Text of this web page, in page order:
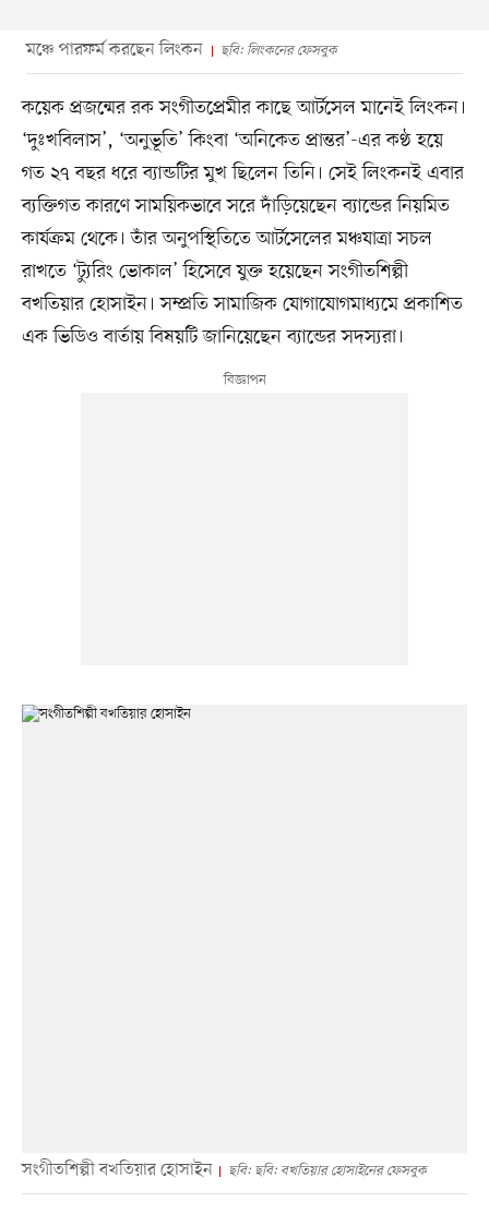
মঞ্চে পারফর্ম করছেন লিংকন ছবি: লিংকনের ফেসবুক
কয়েক প্রজন্মের রক সংগীতপ্রেমীর কাছে আর্টসেল মানেই লিংকন।
‘দুঃখবিলাস’, ‘অনুভূতি’ কিংবা ‘অনিকেত প্রান্তর’-এর কণ্ঠ হয়ে
গত ২৭ বছর ধরে ব্যান্ডটির মুখ ছিলেন তিনি। সেই লিংকনই এবার
ব্যক্তিগত কারণে সাময়িকভাবে সরে দাঁড়িয়েছেন ব্যান্ডের নিয়মিত
কার্যক্রম থেকে। তাঁর অনুপস্থিতিতে আর্টসেলের মঞ্চযাত্রা সচল
রাখতে ‘ট্যুরিং ভোকাল’ হিসেবে যুক্ত হয়েছেন সংগীতশিল্পী
বখতিয়ার হোসাইন। সম্প্রতি সামাজিক যোগাযোগমাধ্যমে প্রকাশিত
এক ভিডিও বার্তায় বিষয়টি জানিয়েছেন ব্যান্ডের সদস্যরা।
সংগীতশিল্পী বখতিয়ার হোসাইন ছবি: ছবি: বখতিয়ার হোসাইনের ফেসবুক